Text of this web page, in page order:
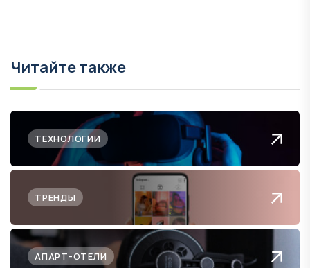
Читайте также
ТЕХНОЛОГИИ
ТРЕНДЫ
АПАРТ-ОТЕЛИ